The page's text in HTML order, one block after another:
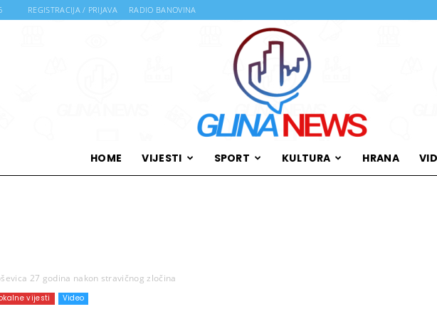
REGISTRACIJA / PRIJAVA RADIO BANOVINA
HOME VIJESTI SPORT KULTURA HRANA
27 godina nakon stravičnog zločina
vijesti Video